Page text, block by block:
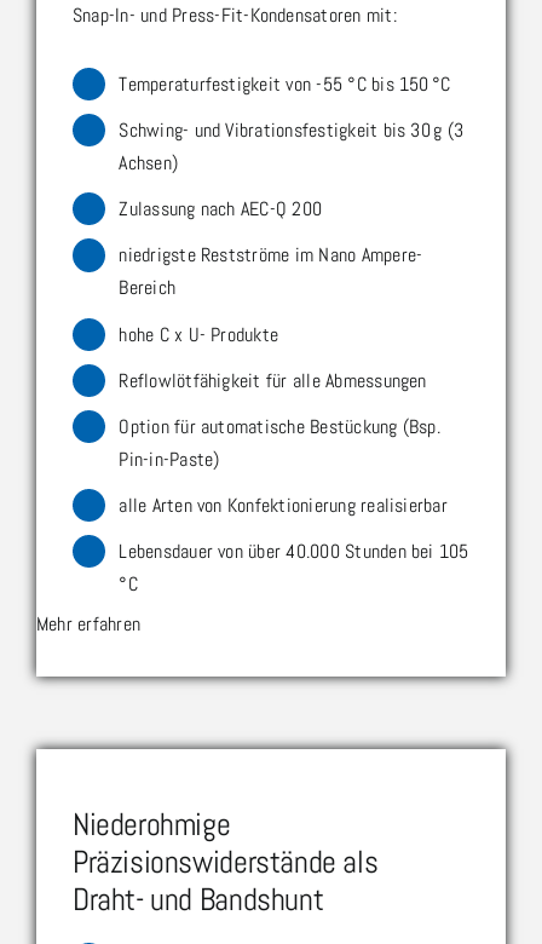
Snap-In- und Press-Fit-Kondensatoren mit:
Temperaturfestigkeit von -55 °C bis 150 °C
Schwing- und Vibrationsfestigkeit bis 30 g (3
Achsen)
Zulassung nach AEC-Q 200
niedrigste Restströme im Nano Ampere-
Bereich
hohe C x U- Produkte
Reflowlötfähigkeit für alle Abmessungen
Option für automatische Bestückung (Bsp.
Pin-in-Paste)
alle Arten von Konfektionierung realisierbar
Lebensdauer von über 40.000 Stunden bei 105
°C
Mehr erfahren
Niederohmige
Präzisionswiderstände als
Draht- und Bandshunt